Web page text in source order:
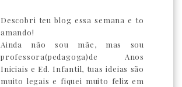
Descobri teu blog essa semana e to
amando!
Ainda não sou mãe, mas sou
professora(pedagoga)de Anos
Iniciais e Ed. Infantil, tuas ideias são
muito legais e fiquei muito feliz em